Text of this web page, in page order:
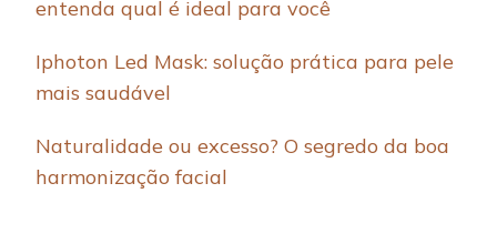
entenda qual é ideal para você
Iphoton Led Mask: solução prática para pele
mais saudável
Naturalidade ou excesso? O segredo da boa
harmonização facial